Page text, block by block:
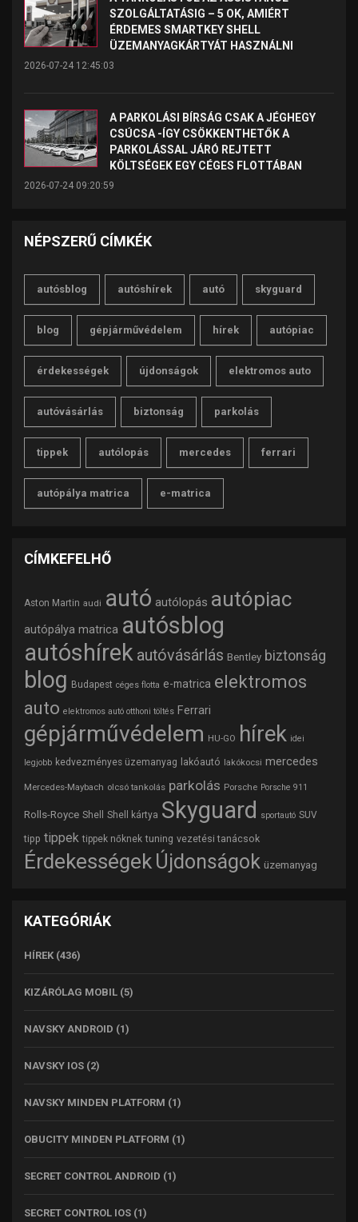
SZOLGÁLTATÁSIG – 5 OK, AMIÉRT
ÉRDEMES SMARTKEY SHELL
ÜZEMANYAGKÁRTYÁT HASZNÁLNI
2026-07-24 12:45:03
A PARKOLÁSI BÍRSÁG CSAK A JÉGHEGY
CSÚCSA -ÍGY CSÖKKENTHETŐK A
PARKOLÁSSAL JÁRÓ REJTETT
KÖLTSÉGEK EGY CÉGES FLOTTÁBAN
2026-07-24 09:20:59
NÉPSZERŰ CÍMKÉK
autósblog autóshírek autó skyguard
blog gépjárművédelem hírek autópiac
érdekességek újdonságok elektromos auto
autóvásárlás biztonság parkolás
tippek autólopás mercedes ferrari
autópálya matrica e-matrica
CÍMKEFELHŐ
Aston Martin audi autó autólopás autópiac
autópálya matrica autósblog
autóshírek autóvásárlás Bentley biztonság
blog Budapest céges flotta e-matrica elektromos
auto elektromos autó otthoni töltés Ferrari
gépjárművédelem HU-GO hírek idei
legjobb kedvezményes üzemanyag lakóautó lakókocsi mercedes
Mercedes-Maybach olcsó tankolás parkolás Porsche Porsche 911
Rolls-Royce Shell Shell kártya Skyguard sportautó SUV
tipp tippek tippek nőknek tuning vezetési tanácsok
Érdekességek Újdonságok üzemanyag
KATEGÓRIÁK
HÍREK (436)
KIZÁRÓLAG MOBIL (5)
NAVSKY ANDROID (1)
NAVSKY IOS (2)
NAVSKY MINDEN PLATFORM (1)
OBUCITY MINDEN PLATFORM (1)
SECRET CONTROL ANDROID (1)
SECRET CONTROL IOS (1)